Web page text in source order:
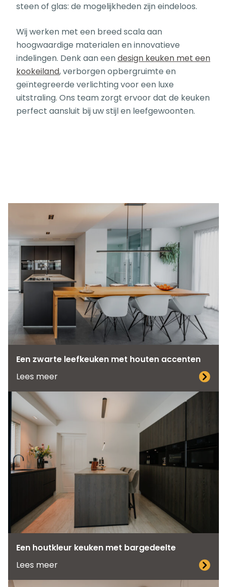
steen of glas: de mogelijkheden zijn eindeloos.
Wij werken met een breed scala aan
hoogwaardige materialen en innovatieve
indelingen. Denk aan eendesign keuken met een
kookeiland, verborgen opbergruimte en
geïntegreerde verlichting voor een luxe
uitstraling. Ons team zorgt ervoor dat de keuken
perfect aansluit bij uw stijl en leefgewoonten.
Een zwarte leefkeuken met houten accenten
Lees meer
Een houtkleur keuken met bargedeelte
Lees meer